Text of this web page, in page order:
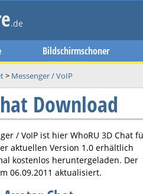
.de
Bildschirmschoner
> Messenger / VoIP
Download
/ VoIP ist hier WhoRU 3D Chat
aktuellen Version 1.0 erhältlich
kostenlos heruntergeladen. Der
06.09.2011 aktualisiert.